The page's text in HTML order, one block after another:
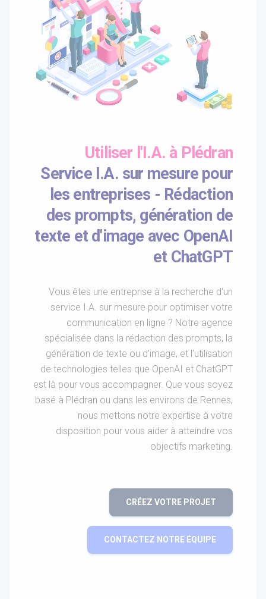
Utiliser l'I.A. à Plédran
Service I.A. sur mesure pour
les entreprises - Rédaction
des prompts, génération de
texte et d'image avec OpenAI
et ChatGPT
Vous êtes une entreprise à la recherche d'un
service I.A. sur mesure pour optimiser votre
communication en ligne ? Notre agence
spécialisée dans la rédaction des prompts, la
génération de texte ou d'image, et l'utilisation
de technologies telles que OpenAI et ChatGPT
est là pour vous accompagner. Que vous soyez
basé à Plédran ou dans les environs de Rennes,
nous mettons notre expertise à votre
disposition pour vous aider à atteindre vos
objectifs marketing.
CRÉEZ VOTRE PROJET
CONTACTEZ NOTRE ÉQUIPE